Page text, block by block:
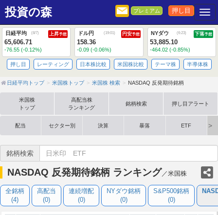
投資の森 プレミアム 押し目
日経平均 (8/7) 上昇予想
65,606.71
-76.55 (-0.12%)
ドル円 (19:01) 円安予想
158.36
-0.09 (-0.06%)
NYダウ (6:23) 下落予想
53,885.10
-464.02 (-0.85%)
押し目 レーティング 日本株比較 米国株比較 テーマ株 半導体株
日経平均トップ 米国株トップ 米国株 検索 NASDAQ 反発期待銘柄
米国株
トップ
高配当株
ランキング
銘柄検索 押し目アラート
配当 セクター別 決算 暴落 ETF
銘柄検索
NASDAQ 反発期待銘柄 ランキング／米国株
全銘柄
(4)
高配当
(0)
連続増配
(0)
NYダウ銘柄
(0)
S&P500銘柄
(0)